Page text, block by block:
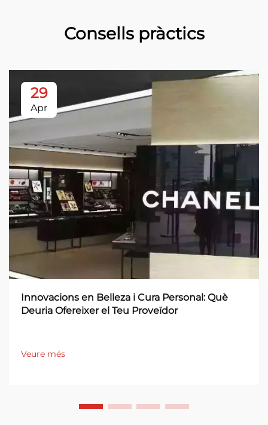
Consells pràctics
29
Apr
Innovacions en Belleza i Cura Personal: Què
Deuria Ofereixer el Teu Proveïdor
Veure més